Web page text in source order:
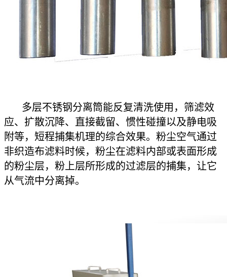
多层不锈钢分离筒能反复清洗使用，筛滤效
应、扩散沉降、直接截留、惯性碰撞以及静电吸
附等，短程捕集机理的综合效果。粉尘空气通过
非织造布滤料时候，粉尘在滤料内部或表面形成
的粉尘层，粉上层所形成的过滤层的捕集，让它
从气流中分离掉。